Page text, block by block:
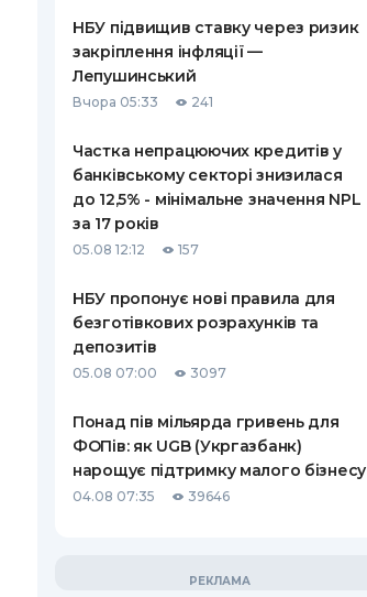
НБУ підвищив ставку через ризик
закріплення інфляції —
Лепушинський
Вчора 05:33 241
Частка непрацюючих кредитів у
банківському секторі знизилася
до 12,5% - мінімальне значення NPL
за 17 років
05.08 12:12 157
НБУ пропонує нові правила для
безготівкових розрахунків та
депозитів
05.08 07:00 3097
Понад пів мільярда гривень для
ФОПів: як UGB (Укргазбанк)
нарощує підтримку малого бізнесу
04.08 07:35 39646